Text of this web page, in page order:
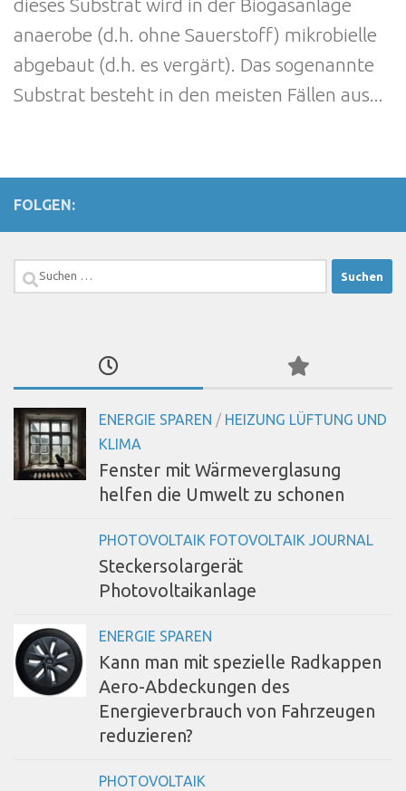
dieses Substrat wird in der Biogasanlage
anaerobe (d.h. ohne Sauerstoff) mikrobielle
abgebaut (d.h. es vergärt). Das sogenannte
Substrat besteht in den meisten Fällen aus...
FOLGEN:
Suchen
ENERGIE SPAREN / HEIZUNG LÜFTUNG UND
KLIMA
Fenster mit Wärmeverglasung
helfen die Umwelt zu schonen
PHOTOVOLTAIK FOTOVOLTAIK JOURNAL
Steckersolargerät
Photovoltaikanlage
ENERGIE SPAREN
Kann man mit spezielle Radkappen
Aero-Abdeckungen des
Energieverbrauch von Fahrzeugen
reduzieren?
PHOTOVOLTAIK